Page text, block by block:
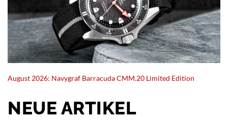
August 2026: Navygraf Barracuda CMM.20 Limited Edition
NEUE ARTIKEL